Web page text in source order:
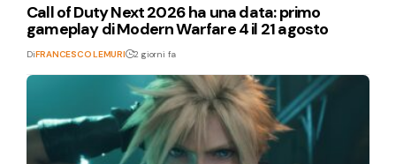
Call of Duty Next 2026 ha una data: primo
gameplay di Modern Warfare 4 il 21 agosto
DiFRANCESCO LEMURI 2 giorni fa